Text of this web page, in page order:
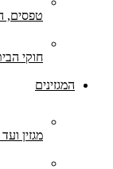
טפסים,
חוקי
המגזינים
מגזין